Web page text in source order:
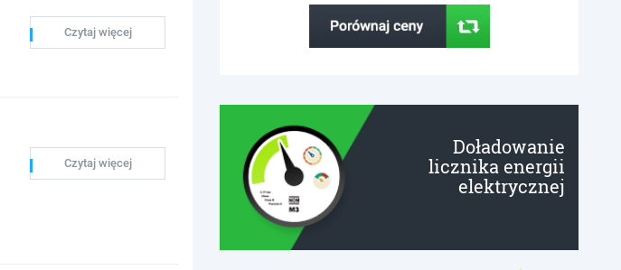
Czytaj więcej
Czytaj więcej
Doładowanie
licznika energii
elektrycznej